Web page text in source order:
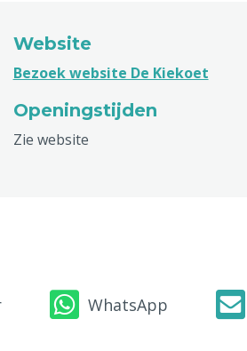
Website
Bezoek website De Kiekoet
Openingstijden
Zie website
WhatsApp